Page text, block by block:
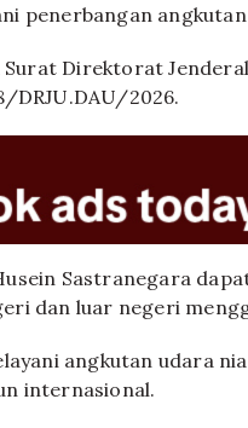
penerbangan
Direktorat
DRJU.DAU/2026.
Sastranegara
dan luar negeri
angkutan udara
internasional.